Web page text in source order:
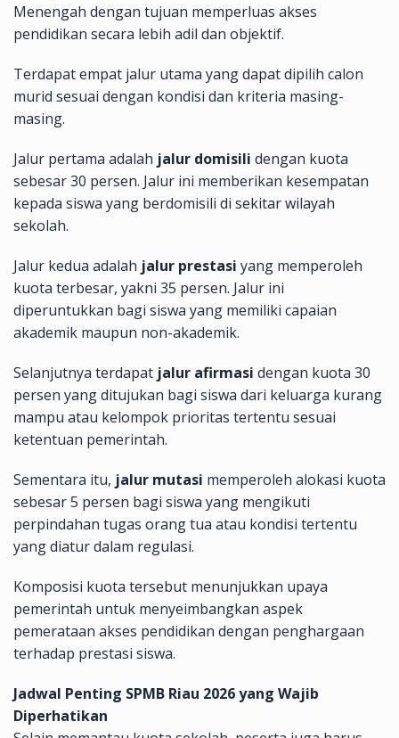
Menengah dengan tujuan memperluas akses
pendidikan secara lebih adil dan objektif.
Terdapat empat jalur utama yang dapat dipilih calon
murid sesuai dengan kondisi dan kriteria masing-
masing.
Jalur pertama adalah jalur domisili dengan kuota
sebesar 30 persen. Jalur ini memberikan kesempatan
kepada siswa yang berdomisili di sekitar wilayah
sekolah.
Jalur kedua adalah jalur prestasi yang memperoleh
kuota terbesar, yakni 35 persen. Jalur ini
diperuntukkan bagi siswa yang memiliki capaian
akademik maupun non-akademik.
Selanjutnya terdapat jalur afirmasi dengan kuota 30
persen yang ditujukan bagi siswa dari keluarga kurang
mampu atau kelompok prioritas tertentu sesuai
ketentuan pemerintah.
Sementara itu, jalur mutasi memperoleh alokasi kuota
sebesar 5 persen bagi siswa yang mengikuti
perpindahan tugas orang tua atau kondisi tertentu
yang diatur dalam regulasi.
Komposisi kuota tersebut menunjukkan upaya
pemerintah untuk menyeimbangkan aspek
pemerataan akses pendidikan dengan penghargaan
terhadap prestasi siswa.
Jadwal Penting SPMB Riau 2026 yang Wajib
Diperhatikan